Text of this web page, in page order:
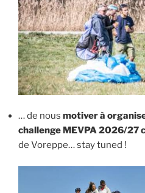
… de nous motiver à
challenge MEVPA 2026/27
de Voreppe… stay tuned !